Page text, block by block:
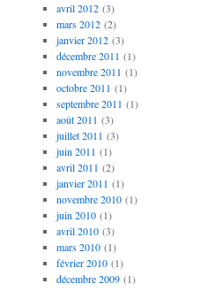
avril 2012(3)
mars 2012(2)
janvier 2012(3)
décembre 2011 (1)
novembre 2011 (1)
octobre 2011 (1)
septembre 2011 (1)
août 2011 (3)
juillet 2011 (3)
juin 2011 (1)
avril 2011 (2)
janvier 2011 (1)
novembre 2010(1)
juin 2010(1)
avril 2010(3)
mars 2010(1)
février 2010(1)
décembre 2009(1)